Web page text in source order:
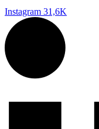
Instagram 31,6K